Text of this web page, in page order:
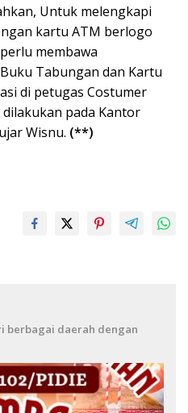
Untuk melengkapi
kartu ATM berlogo
membawa
Tabungan dan Kartu
di petugas Costumer
pada Kantor
Wisnu. (**)
berbagai daerah dengan